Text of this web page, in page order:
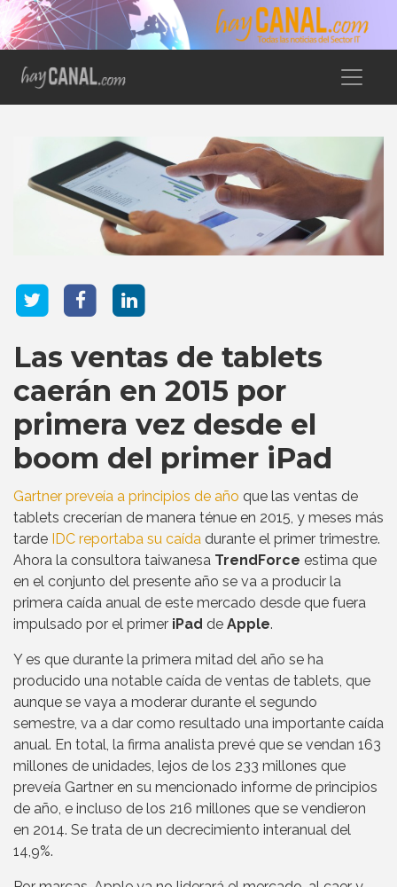
Las ventas de tablets
caerán en 2015 por
primera vez desde el
boom del primer iPad
Gartner preveía a principios de año que las ventas de
tablets crecerían de manera ténue en 2015, y meses más
tarde IDC reportaba su caída durante el primer trimestre.
Ahora la consultora taiwanesa TrendForce estima que
en el conjunto del presente año se va a producir la
primera caída anual de este mercado desde que fuera
impulsado por el primer iPad de Apple.
Y es que durante la primera mitad del año se ha
producido una notable caída de ventas de tablets, que
aunque se vaya a moderar durante el segundo
semestre, va a dar como resultado una importante caída
anual. En total, la firma analista prevé que se vendan 163
millones de unidades, lejos de los 233 millones que
preveía Gartner en su mencionado informe de principios
de año, e incluso de los 216 millones que se vendieron
en 2014. Se trata de un decrecimiento interanual del
14,9%.